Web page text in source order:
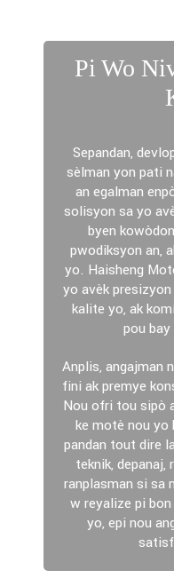
Pi Wo
Sepandan,
sèlman yon pati
an egalman
solisyon sa yo
byen
pwodiksyon an,
yo. Haisheng
yo avèk
kalite yo, ak
pou
Anplis, angajman
fini ak premye
Nou ofri tou sipò
ke motè nou yo
pandan tout dire
teknik, depanaj,
ranplasman si sa
w reyalize pi
yo, epi nou